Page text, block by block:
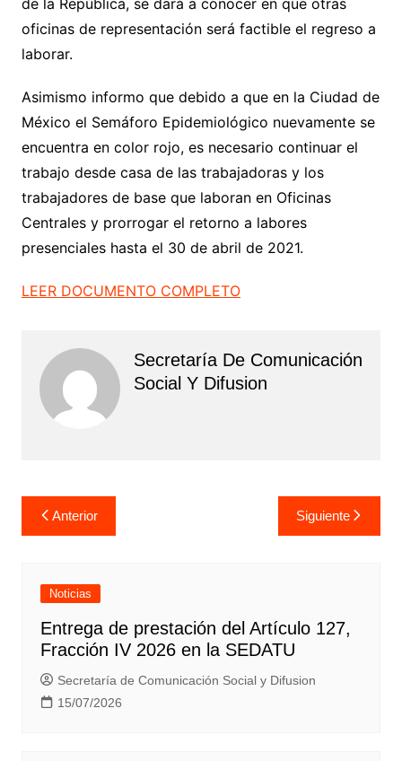
de la República, se dará a conocer en que otras
oficinas de representación será factible el regreso a
laborar.
Asimismo informo que debido a que en la Ciudad de
México el Semáforo Epidemiológico nuevamente se
encuentra en color rojo, es necesario continuar el
trabajo desde casa de las trabajadoras y los
trabajadores de base que laboran en Oficinas
Centrales y prorrogar el retorno a labores
presenciales hasta el 30 de abril de 2021.
LEER DOCUMENTO COMPLETO
Secretaría De Comunicación
Social Y Difusion
Navegación
de
Anterior Siguiente
Noticias
Entrega de prestación del Artículo 127,
Fracción IV 2026 en la SEDATU
Secretaría de Comunicación Social y Difusion
15/07/2026